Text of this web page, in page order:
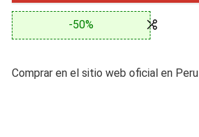
-50%
Comprar en el sitio web oficial en Peru